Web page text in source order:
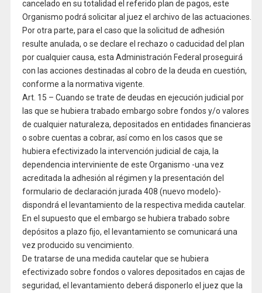
cancelado en su totalidad el referido plan de pagos, este
Organismo podrá solicitar al juez el archivo de las actuaciones.
Por otra parte, para el caso que la solicitud de adhesión
resulte anulada, o se declare el rechazo o caducidad del plan
por cualquier causa, esta Administración Federal proseguirá
con las acciones destinadas al cobro de la deuda en cuestión,
conforme a la normativa vigente.
Art. 15 – Cuando se trate de deudas en ejecución judicial por
las que se hubiera trabado embargo sobre fondos y/o valores
de cualquier naturaleza, depositados en entidades financieras
o sobre cuentas a cobrar, así como en los casos que se
hubiera efectivizado la intervención judicial de caja, la
dependencia interviniente de este Organismo -una vez
acreditada la adhesión al régimen y la presentación del
formulario de declaración jurada 408 (nuevo modelo)-
dispondrá el levantamiento de la respectiva medida cautelar.
En el supuesto que el embargo se hubiera trabado sobre
depósitos a plazo fijo, el levantamiento se comunicará una
vez producido su vencimiento.
De tratarse de una medida cautelar que se hubiera
efectivizado sobre fondos o valores depositados en cajas de
seguridad, el levantamiento deberá disponerlo el juez que la